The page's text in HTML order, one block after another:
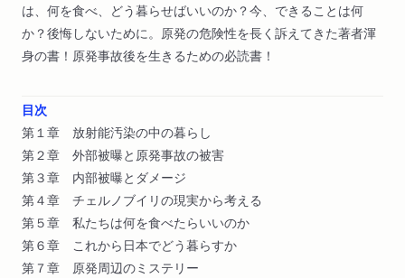
は、何を食べ、どう暮らせばいいのか？今、できることは何
か？後悔しないために。原発の危険性を長く訴えてきた著者渾
身の書！原発事故後を生きるための必読書！
目次
第１章 放射能汚染の中の暮らし
第２章 外部被曝と原発事故の被害
第３章 内部被曝とダメージ
第４章 チェルノブイリの現実から考える
第５章 私たちは何を食べたらいいのか
第６章 これから日本でどう暮らすか
第７章 原発周辺のミステリー